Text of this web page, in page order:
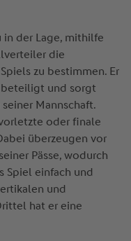
in der Lage, mithilfe
die
zu bestimmen. Er
und sorgt
Mannschaft.
oder finale
überzeugen vor
Pässe, wodurch
Spiel einfach und
und
hat er eine